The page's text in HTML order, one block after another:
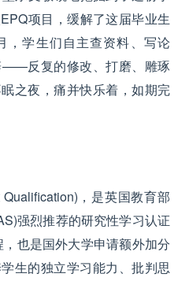
项目，缓解了这届毕业生
，学生们自主查资料、写论
——反复的修改、打磨、雕琢
之夜，痛并快乐着，如期完
，是英国教育部
强烈推荐的研究性学习认证
也是国外大学申请额外加分
生的独立学习能力、批判思